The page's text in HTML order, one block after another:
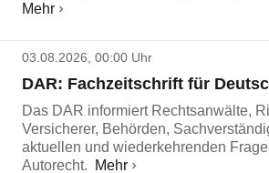
Mehr
03.08.2026, 00:00 Uhr
DAR: Fachzeitschrift für
Das DAR informiert Rechtsanwälte,
Versicherer, Behörden,
aktuellen und wiederkehrenden
Autorecht.
Mehr